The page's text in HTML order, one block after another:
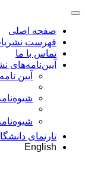
صفحه اصلی
فهرست
تماس با ما
آیین‌نامه‌های
آیین
تارنمای
English